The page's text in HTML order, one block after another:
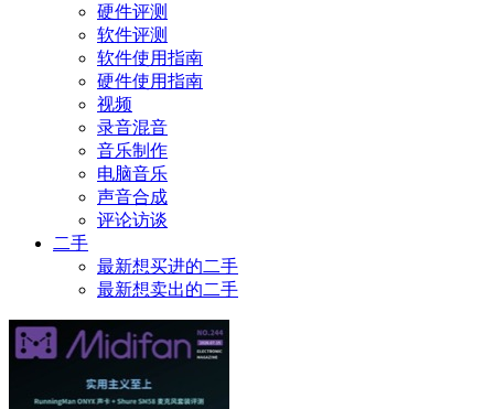
硬件评测
软件评测
软件使用指南
硬件使用指南
视频
录音混音
音乐制作
电脑音乐
声音合成
评论访谈
二手
最新想买进的二手
最新想卖出的二手